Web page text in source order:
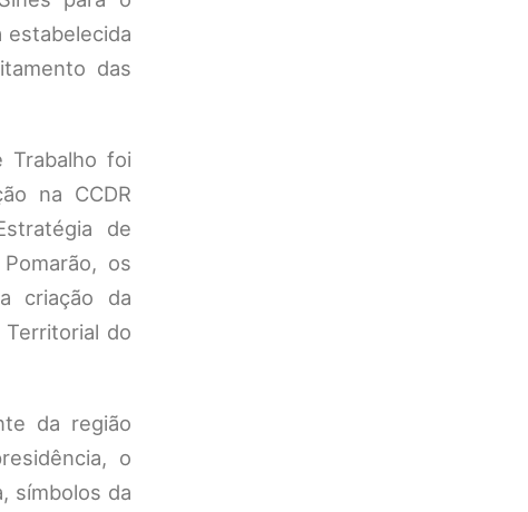
estabelecida
das
Trabalho foi
na CCDR
de
os
criação da
do
da região
o
símbolos da